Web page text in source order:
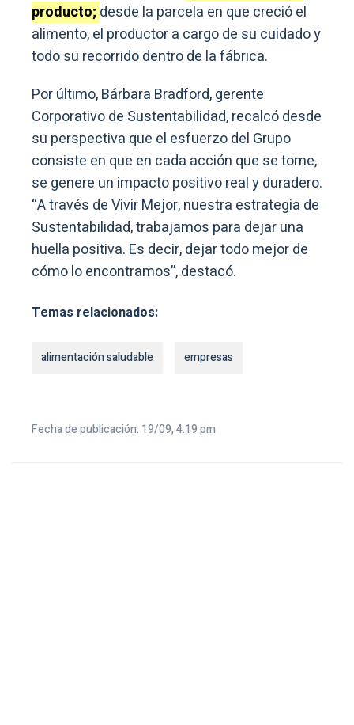
producto; desde la parcela en que creció el
alimento, el productor a cargo de su cuidado y
todo su recorrido dentro de la fábrica.
Por último, Bárbara Bradford, gerente
Corporativo de Sustentabilidad, recalcó desde
su perspectiva que el esfuerzo del Grupo
consiste en que en cada acción que se tome,
se genere un impacto positivo real y duradero.
“A través de Vivir Mejor, nuestra estrategia de
Sustentabilidad, trabajamos para dejar una
huella positiva. Es decir, dejar todo mejor de
cómo lo encontramos”, destacó.
Temas relacionados:
alimentación saludable empresas
Fecha de publicación: 19/09, 4:19 pm